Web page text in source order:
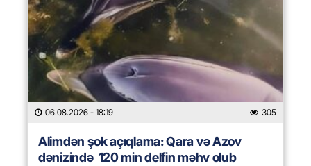
06.08.2026 - 18:19 305
Alimdən şok açıqlama: Qara və Azov
dənizində 120 min delfin məhv olub